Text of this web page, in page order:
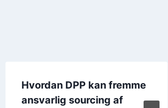
Hvordan DPP kan fremme
ansvarlig sourcing af